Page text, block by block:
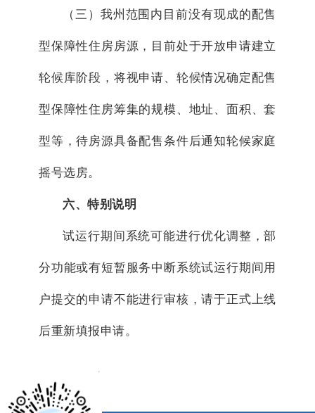
（三）我州范围内目前没有现成的配售
型保障性住房房源，目前处于开放申请建立
轮候库阶段，将视申请、轮候情况确定配售
型保障性住房筹集的规模、地址、面积、套
型等，待房源具备配售条件后通知轮候家庭
摇号选房。
六、特别说明
试运行期间系统可能进行优化调整，部
分功能或有短暂服务中断系统试运行期间用
户提交的申请不能进行审核，请于正式上线
后重新填报申请。
x